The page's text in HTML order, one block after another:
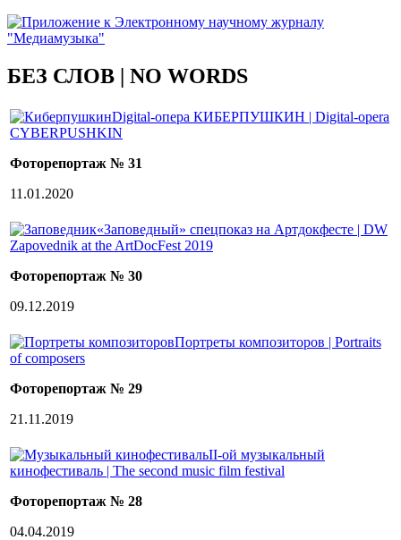
БЕЗ СЛОВ | NO WORDS
Digital-опера КИБЕРПУШКИН | Digital-opera
CYBERPUSHKIN
Фоторепортаж № 31
11.01.2020
«Заповедный» спецпоказ на Артдокфесте | DW
Zapovednik at the ArtDocFest 2019
Фоторепортаж № 30
09.12.2019
Портреты композиторов | Portraits
of composers
Фоторепортаж № 29
21.11.2019
II-ой музыкальный
кинофестиваль | The second music film festival
Фоторепортаж № 28
04.04.2019